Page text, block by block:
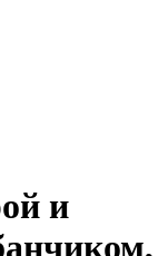
и